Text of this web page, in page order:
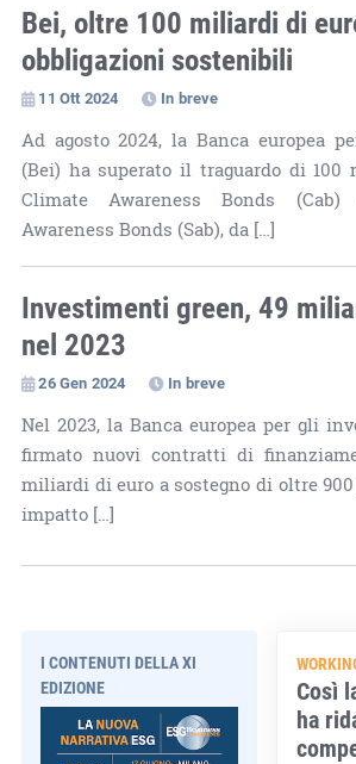
Bei, oltre 100 miliardi di
obbligazioni sostenibili
11 Ott 2024 In breve
Ad agosto 2024, la Banca europea
(Bei) ha superato il traguardo di
Climate Awareness Bonds
Awareness Bonds (Sab), da […]
Investimenti green, 49
nel 2023
26 Gen 2024 In breve
Nel 2023, la Banca europea per gli
firmato nuovi contratti di
miliardi di euro a sostegno di oltre
impatto […]
I CONTENUTI DELLA XI
EDIZIONE
Così
ha